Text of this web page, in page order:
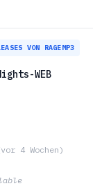
VON RAGEMP3
WEB
4 Wochen)